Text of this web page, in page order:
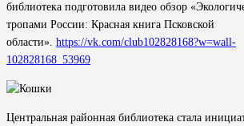
библиотека подготовила видео обзор
тропами России: Красная книга Псковской
области». https://vk.com/club102828168?w=wall-
102828168_53969
Центральная районная библиотека стала